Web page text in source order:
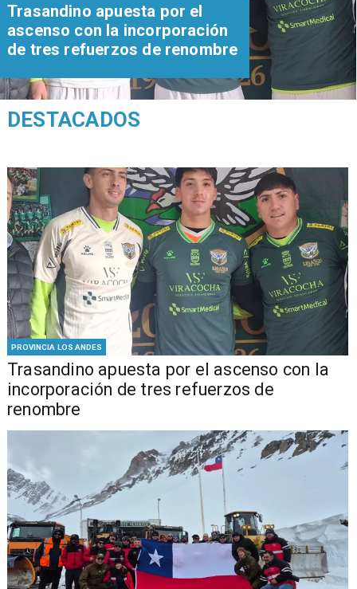
PROVINCIA LOS ANDES
Trasandino apuesta por el ascenso con la
incorporación de tres refuerzos de
renombre
Trasandino apuesta por el
ascenso con la incorporación
de tres refuerzos de renombre
DESTACADOS